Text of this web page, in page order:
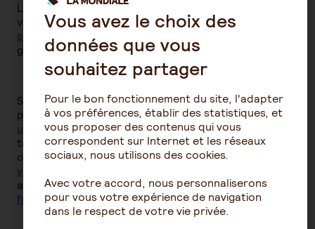
Le remboursement des frais de pédiatrie par
votremutuelle
santé ou complémentaire santé
garantie pour lequel vous optez.
Si votre pédiatre est conventionné secteur 2, optez
pourune complémentaire santé avec
un remboursement à 200% voire 300%sur la base du
tarif conventionnel de la Sécurité sociale. Même si la
cotisation est plus chère, vouslimiterez grandement
votre reste à charge
avantage non négligeable pourune mutuelle
familialeou unemutuelle d’entreprise.
Vous avez le choix des
données que vous
souhaitez partager
Pour le bon fonctionnement du site, l'adapter
à vos préférences, établir des statistiques, et
vous proposer des contenus qui vous
correspondent sur Internet et les réseaux
sociaux, nous utilisons des cookies.
Avec votre accord, nous personnaliserons
pour vous votre expérience de navigation
dans le respect de votre vie privée.